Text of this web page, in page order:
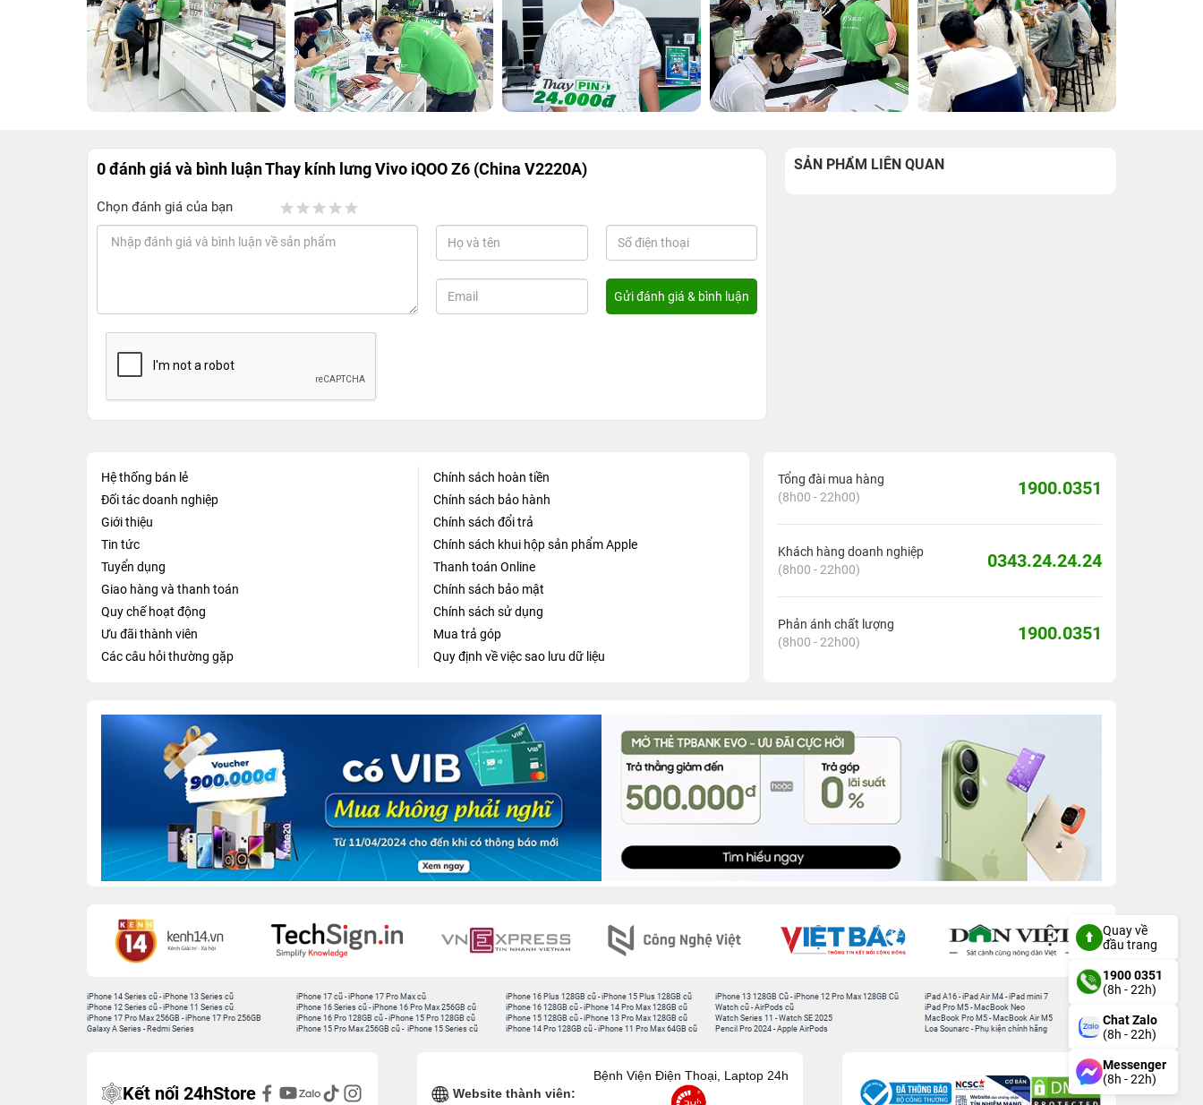
0 đánh giá và bình luậnThay kính lưng Vivo iQOO Z6 (China V2220A)
Chọn đánh giá của bạn
SẢN PHẨM LIÊN QUAN
Hệ thống bán lẻ
Đối tác doanh nghiệp
Giới thiệu
Tin tức
Tuyển dụng
Giao hàng và thanh toán
Quy chế hoạt động
Ưu đãi thành viên
Các câu hỏi thường gặp
Chính sách hoàn tiền
Chính sách bảo hành
Chính sách đổi trả
Chính sách khui hộp sản phẩm Apple
Thanh toán Online
Chính sách bảo mật
Chính sách sử dụng
Mua trả góp
Quy định về việc sao lưu dữ liệu
Tổng đài mua hàng
(8h00 - 22h00)
1900.0351
Khách hàng doanh nghiệp
(8h00 - 22h00)
0343.24.24.24
Phản ánh chất lượng
(8h00 - 22h00)
1900.0351
iPhone 14 Series cũ -iPhone 13 Series cũ
iPhone 12 Series cũ -iPhone 11 Series cũ
iPhone 17 Pro Max 256GB -iPhone 17 Pro 256GB
Galaxy A Series - Redmi Series
iPhone 17 cũ -iPhone 17 Pro Max cũ
iPhone 16 Series cũ - iPhone 16 Pro Max 256GB cũ
iPhone 16 Pro 128GB cũ -iPhone 15 Pro 128GB cũ
iPhone 15 Pro Max 256GB cũ - iPhone 15 Series cũ
iPhone 16 Plus 128GB cũ -iPhone 15 Plus 128GB cũ
iPhone 16 128GB cũ -iPhone 14 Pro Max 128GB cũ
iPhone 15 128GB cũ -iPhone 13 Pro Max 128GB cũ
iPhone 14 Pro 128GB cũ -iPhone 11 Pro Max 64GB cũ
iPhone 13 128GB Cũ -iPhone 12 Pro Max 128GB Cũ
Watch cũ -AirPods cũ
Watch Series 11 -Watch SE 2025
Pencil Pro 2024 -Apple AirPods
iPad A16 -iPad Air M4 -iPad mini 7
iPad Pro M5 - MacBook Neo
MacBook Pro M5 - MacBook Air M5
Loa Sounarc - Phụ kiện chính hãng
Kết nối 24hStore Website thành viên:
Bệnh Viện Điện Thoại, Laptop 24h
Quay về
đầu trang
1900 0351
(8h - 22h)
Chat Zalo
(8h - 22h)
Messenger
(8h - 22h)